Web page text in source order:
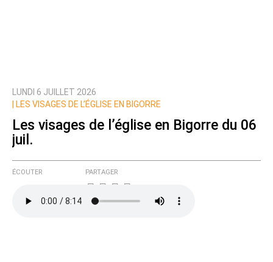
LUNDI 6 JUILLET 2026
LES VISAGES DE L’ÉGLISE EN BIGORRE
Les visages de l’église en Bigorre du 06
juil.
ÉCOUTER PARTAGER